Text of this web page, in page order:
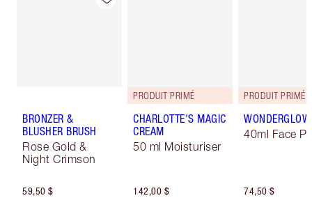
BRONZER &
BLUSHER BRUSH
Rose Gold &
Night Crimson
59,50 $
PRODUIT PRIMÉ
CHARLOTTE'S MAGIC
CREAM
50 ml Moisturiser
142,00 $
PRODUIT PRIMÉ
WONDERGLOW
40ml Face
74,50 $